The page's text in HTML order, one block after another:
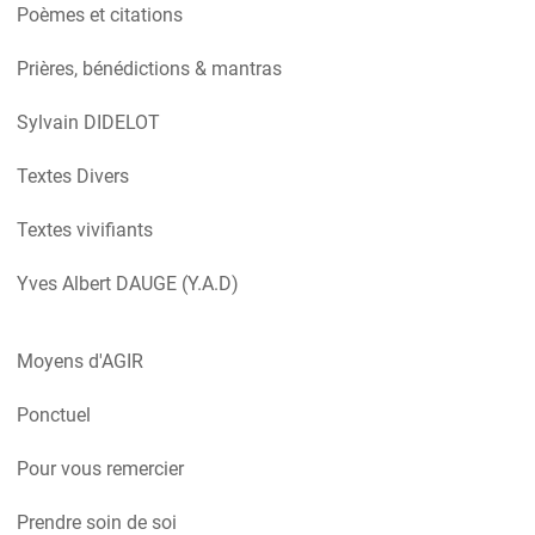
Poèmes et citations
Prières, bénédictions & mantras
Sylvain DIDELOT
Textes Divers
Textes vivifiants
Yves Albert DAUGE (Y.A.D)
Moyens d'AGIR
Ponctuel
Pour vous remercier
Prendre soin de soi